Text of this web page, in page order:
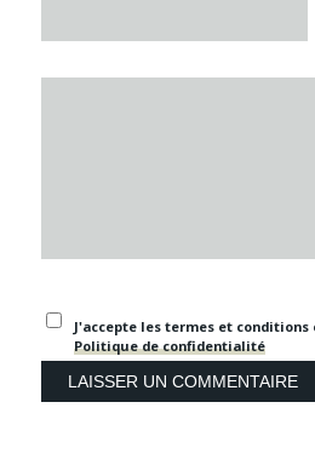
J'accepte les termes et conditions
Politique de confidentialité